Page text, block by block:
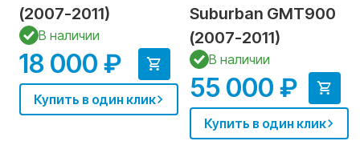
(2007-2011)
В наличии
18 000 ₽
Купить в один клик
Suburban GMT900
(2007-2011)
В наличии
55 000 ₽
Купить в один клик